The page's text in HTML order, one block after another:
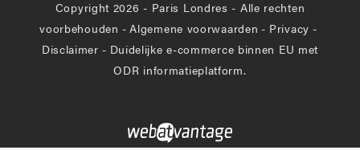
Copyright 2026 - Paris Londres - Alle rechten
voorbehouden - Algemene voorwaarden - Privacy -
Disclaimer - Duidelijke e-commerce binnen EU met
ODR informatieplatform.